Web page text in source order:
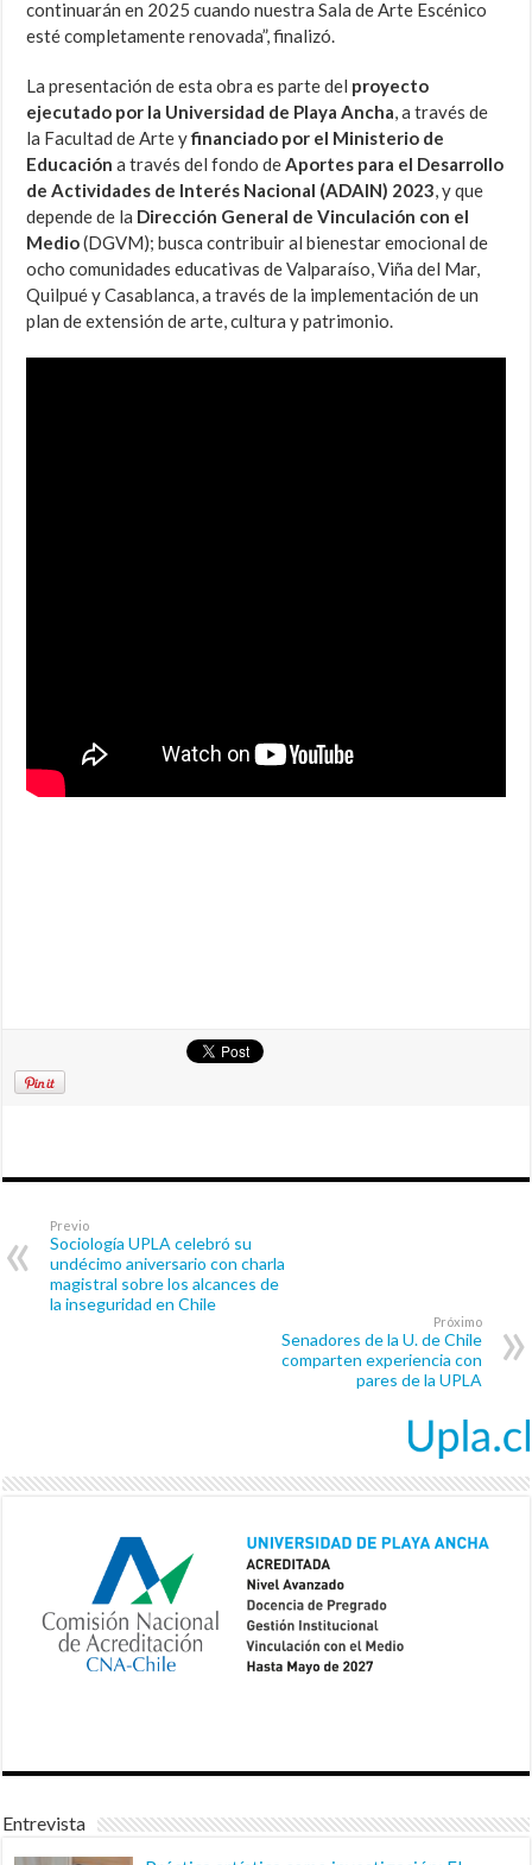
continuarán en 2025 cuando nuestra Sala de Arte Escénico
esté completamente renovada”, finalizó.
La presentación de esta obra es parte del proyecto
ejecutado por la Universidad de Playa Ancha, a través de
la Facultad de Arte yfinanciado por el Ministerio de
Educación a través del fondo deAportes para el Desarrollo
de Actividades de Interés Nacional (ADAIN) 2023, y que
depende de la Dirección General de Vinculación con el
Medio(DGVM); busca contribuir al bienestar emocional de
ocho comunidades educativas de Valparaíso, Viña del Mar,
Quilpué y Casablanca, a través de la implementación de un
plan de extensión de arte, cultura y patrimonio.
Previo
Sociología UPLA celebró su
undécimo aniversario con charla
magistral sobre los alcances de
la inseguridad en Chile
Próximo
Senadores de la U. de Chile
comparten experiencia con
pares de la UPLA
Entrevista